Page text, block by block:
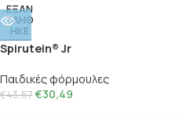
ΕΞΑΝ
ΤΛΗΘ
ΗΚΕ
Spirutein® Jr
Παιδικές φόρμουλες
€43,57 €30,49